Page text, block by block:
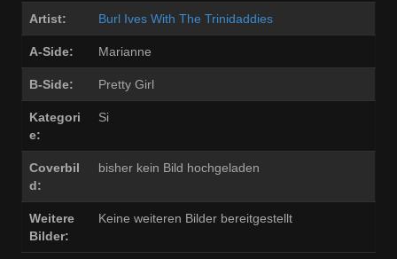
Artist: Burl Ives With The Trinidaddies
A-Side: Marianne
B-Side: Pretty Girl
Kategori
e:
Si
Coverbil
d:
bisher kein Bild hochgeladen
Weitere
Bilder:
Keine weiteren Bilder bereitgestellt